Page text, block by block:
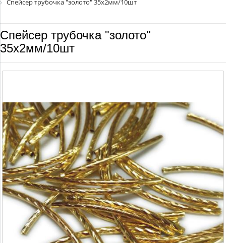
Спейсер трубочка "золото" 35х2мм/10шт
Спейсер трубочка "золото"
35х2мм/10шт